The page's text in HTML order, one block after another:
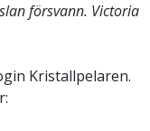
försvann. Victoria
Kristallpelaren.